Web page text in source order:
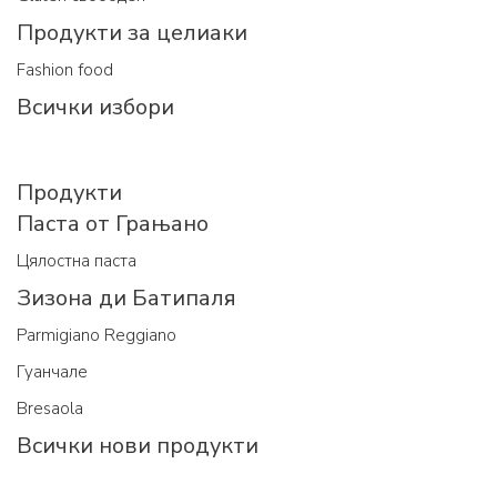
Продукти за целиаки
Fashion food
Всички избори
Продукти
Паста от Грањано
Цялостна паста
Зизона ди Батипаля
Parmigiano Reggiano
Гуанчале
Bresaola
Всички нови продукти